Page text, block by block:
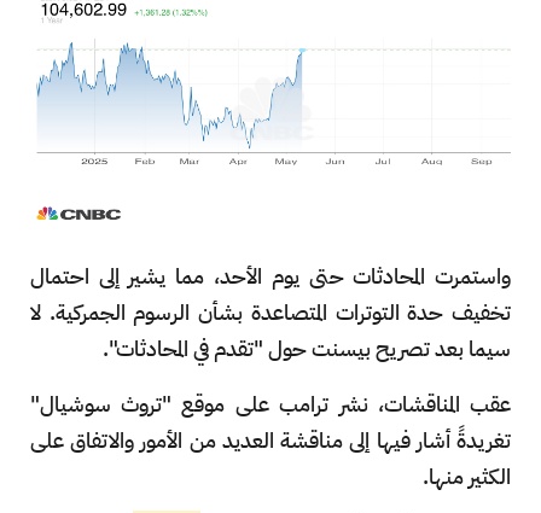
واستمرت المحادثات حتى يوم الأحد، مما يشير إلى احتمال
تخفيف حدة التوترات المتصاعدة بشأن الرسوم الجمركية. لا
سيما بعد تصريح بيسنت حول "تقدم في المحادثات".
عقب المناقشات، نشر ترامب على موقع "تروث سوشيال"
تغريدةً أشار فيها إلى مناقشة العديد من الأمور والاتفاق على
الكثير منها.